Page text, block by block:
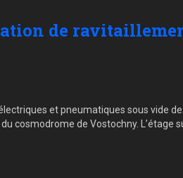
de
et pneumatiques sous vide
cosmodrome de Vostochny. L’étage